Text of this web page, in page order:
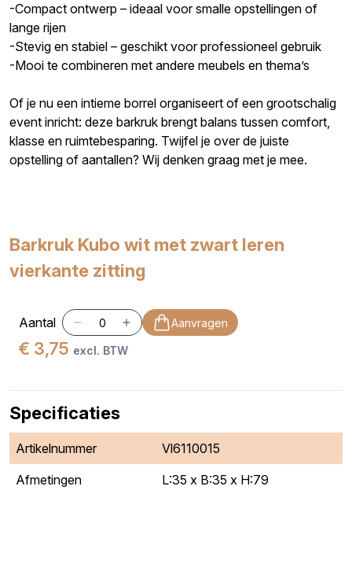
-Compact ontwerp – ideaal voor smalle opstellingen of
lange rijen
-Stevig en stabiel – geschikt voor professioneel gebruik
-Mooi te combineren met andere meubels en thema’s
Of je nu een intieme borrel organiseert of een grootschalig
event inricht: deze barkruk brengt balans tussen comfort,
klasse en ruimtebesparing. Twijfel je over de juiste
opstelling of aantallen? Wij denken graag met je mee.
Barkruk Kubo wit met zwart leren
vierkante zitting
Aantal Aanvragen
€ 3,75 excl. BTW
Specificaties
Artikelnummer
Vl6110015
Afmetingen
L:35 x B:35 x H:79